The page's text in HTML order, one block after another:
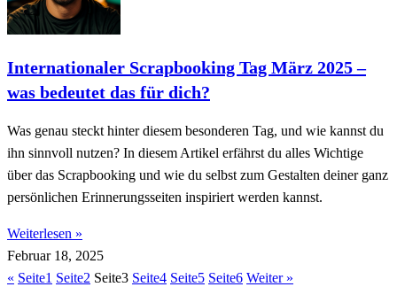
Internationaler Scrapbooking Tag März 2025 –
was bedeutet das für dich?
Was genau steckt hinter diesem besonderen Tag, und wie kannst du
ihn sinnvoll nutzen? In diesem Artikel erfährst du alles Wichtige
über das Scrapbooking und wie du selbst zum Gestalten deiner ganz
persönlichen Erinnerungsseiten inspiriert werden kannst.
Weiterlesen »
Februar 18, 2025
« Seite1 Seite2 Seite3 Seite4 Seite5 Seite6 Weiter »